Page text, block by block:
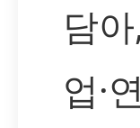
담
업·